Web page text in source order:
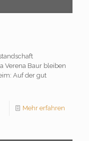
Verena Baur bleiben
Auf der gut
Mehr erfahren